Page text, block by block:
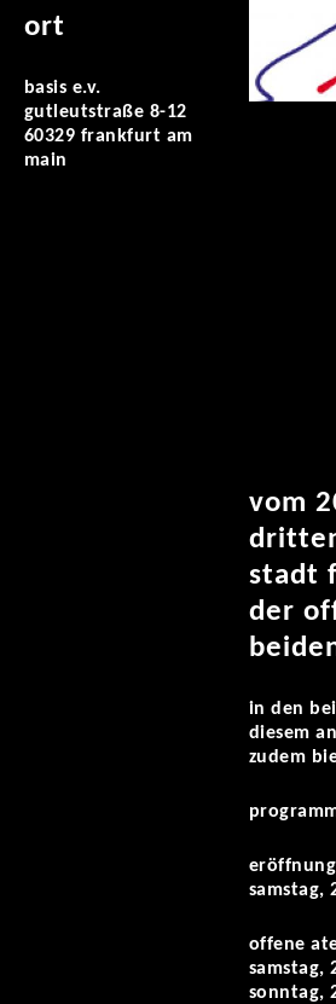
ort
basis e.v.
gutleutstraße 8-12
60329 frankfurt am
main
vom
stadt
der
in den
diesem
zudem
samstag,
offene
samstag,
sonntag,